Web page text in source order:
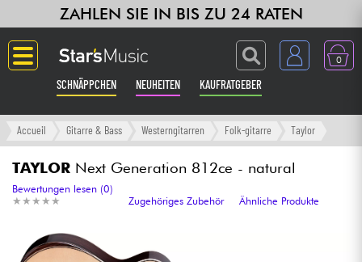
ZAHLEN SIE IN BIS ZU 24 RATEN
0
SCHNÄPPCHEN NEUHEITEN KAUFRATGEBER
Langue
Gitarre & Bass
Verstärker & Effekte
Klaviere & Piano
Accueil Gitarre & Bass Westerngitarren Folk-gitarre Taylor
TAYLOR Next Generation 812ce - natural
★ ★ ★ ★ ★
★ ★ ★ ★ ★
Bewertungen lesen (0)
Zugehöriges Zubehör
Ähnliche Produkte